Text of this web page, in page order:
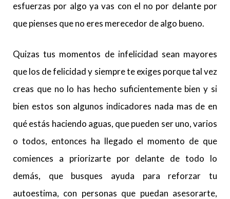
esfuerzas por algo ya vas con el no por delante por
que pienses que no eres merecedor de algo bueno.
Quizas tus momentos de infelicidad sean mayores
que los de felicidad y siempre te exiges porque tal vez
creas que no lo has hecho suficientemente bien y si
bien estos son algunos indicadores nada mas de en
qué estás haciendo aguas, que pueden ser uno, varios
o todos, entonces ha llegado el momento de que
comiences a priorizarte por delante de todo lo
demás, que busques ayuda para reforzar tu
autoestima, con personas que puedan asesorarte,